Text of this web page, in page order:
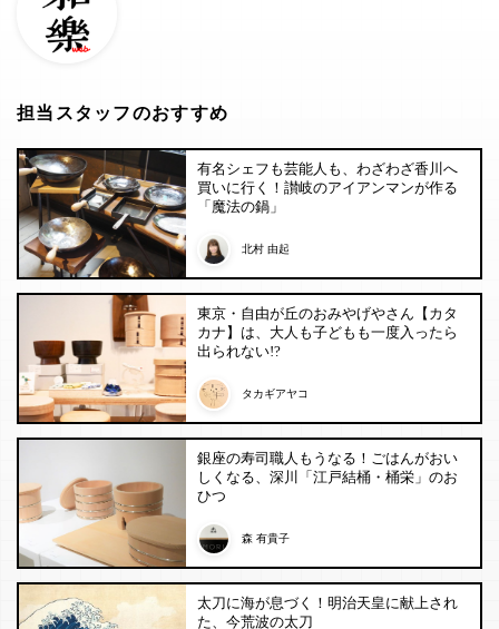
担当スタッフのおすすめ
有名シェフも芸能人も、わざわざ香川へ
買いに行く！讃岐のアイアンマンが作る
「魔法の鍋」
北村 由起
東京・自由が丘のおみやげやさん【カタ
カナ】は、大人も子どもも一度入ったら
出られない!?
タカギアヤコ
銀座の寿司職人もうなる！ごはんがおい
しくなる、深川「江戸結桶・桶栄」のお
ひつ
森 有貴子
太刀に海が息づく！明治天皇に献上され
た、今荒波の太刀